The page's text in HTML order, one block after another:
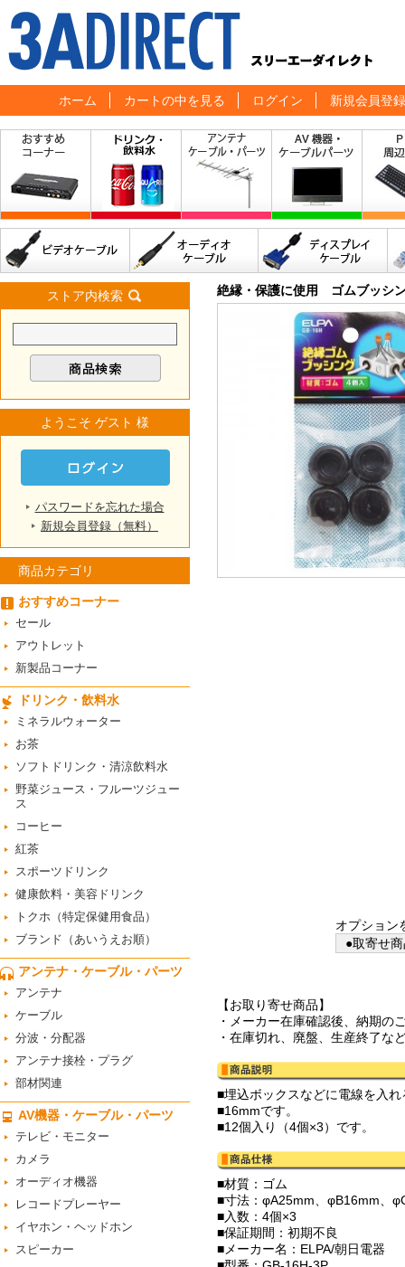
ホーム カートの中を見る ログイン 新規会員登録
ストア内検索
ようこそ ゲスト 様
パスワードを忘れた場合
新規会員登録（無料）
商品カテゴリ
おすすめコーナー
セール
アウトレット
新製品コーナー
ドリンク・飲料水
ミネラルウォーター
お茶
ソフトドリンク・清涼飲料水
野菜ジュース・フルーツジュー
ス
コーヒー
紅茶
スポーツドリンク
健康飲料・美容ドリンク
トクホ（特定保健用食品）
ブランド（あいうえお順）
アンテナ・ケーブル・パーツ
アンテナ
ケーブル
分波・分配器
アンテナ接栓・プラグ
部材関連
AV機器・ケーブル・パーツ
テレビ・モニター
カメラ
オーディオ機器
レコードプレーヤー
イヤホン・ヘッドホン
スピーカー
絶縁・保護に使用 ゴムブッ
オプション
●取寄せ
【お取り寄せ商品】
・メーカー在庫確認後、納期の
・在庫切れ、廃盤、生産終了な
■埋込ボックスなどに電線を入
■16mmです。
■12個入り（4個×3）です。
■材質：ゴム
■寸法：φA25mm、φB16mm、
■入数：4個×3
■保証期間：初期不良
■メーカー名：ELPA/朝日電器